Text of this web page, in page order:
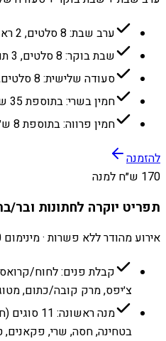
ערב שבת: 8 סלטים, 2 ראשונות, 3 תוספות, 3 בשרים
שבת בוקר: 8 סלטים, 3 תוספות, 3 בשרים
סעודה שלישית: 8 סלטים, דג מטוגן, פשטידת השף
חמין בשרי: בתוספת 35 ש״ח למנה
חמין פרווה: בתוספת 8 ש״ח לאדם
להזמנה
170 ש״ח למנה
תפריט יוקרה לחתונות ובר/
אירוע מהודר ללא פשרות · מינימום 100 מנות
קבלת פנים: לחוח/
צ׳יפס, מרק קובה/כתום,
מנה
בטחינה, חסה, שרי, פקאנים,